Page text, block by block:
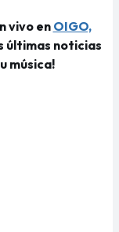
vivo en OIGO,
últimas noticias
música!